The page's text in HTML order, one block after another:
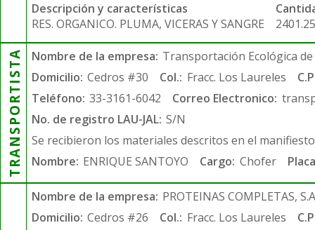
Descripción y características
RES. ORGANICO. PLUMA, VICERAS Y SANGRE
2401.25
TRANSPORTISTA Nombre de la empresa: Transportación Ecológica de
Domicilio: Cedros #30 Col.: Fracc. Los Laureles
Teléfono: 33-3161-6042 Correo Electronico:
No. de registro LAU-JAL: S/N
Se recibieron los materiales descritos en el
Nombre: ENRIQUE SANTOYO Cargo: Chofer
Nombre de la empresa: PROTEINAS COMPLETAS,
Domicilio: Cedros #26 Col.: Fracc. Los Laureles